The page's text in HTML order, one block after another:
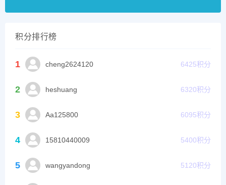
积分排行榜
1 cheng2624120 6425积分
2 heshuang 6320积分
3 Aa125800 6095积分
4 15810440009 5400积分
5 wangyandong 5120积分